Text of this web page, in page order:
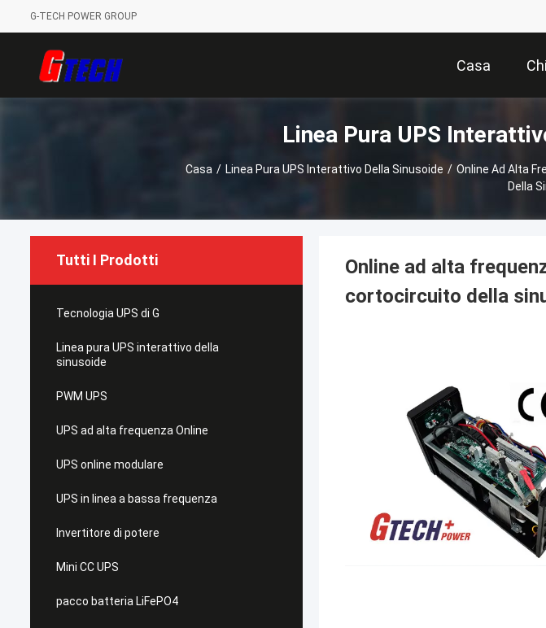
G-TECH POWER GROUP
Casa
Linea Pura UPS
Casa / Linea Pura UPS Interattivo Della Sinusoide / Online Ad Alta
Della
Tutti I Prodotti
Tecnologia UPS di G
Linea pura UPS interattivo della
sinusoide
PWM UPS
UPS ad alta frequenza Online
UPS online modulare
UPS in linea a bassa frequenza
Invertitore di potere
Mini CC UPS
pacco batteria LiFePO4
Online ad alta
cortocircuito della